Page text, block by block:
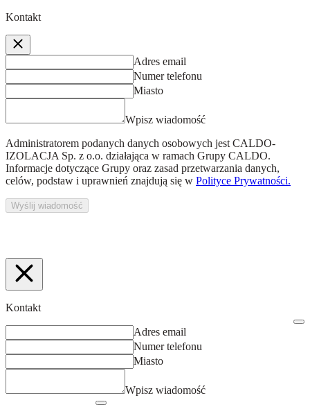
Kontakt
Adres email
Numer telefonu
Miasto
Wpisz wiadomość
Administratorem podanych danych osobowych jest CALDO-
IZOLACJA Sp. z o.o. działająca w ramach Grupy CALDO.
Informacje dotyczące Grupy oraz zasad przetwarzania danych,
celów, podstaw i uprawnień znajdują się w Polityce Prywatności.
Wyślij wiadomość
Kontakt
Adres email
Numer telefonu
Miasto
Wpisz wiadomość